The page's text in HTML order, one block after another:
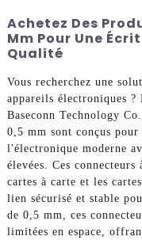
Achetez Des
Mm Pour Une
Qualité
Vous recherchez une
appareils électroniques ?
Baseconn Technology
0,5 mm sont conçus pour
l'électronique moderne
élevées. Ces
cartes à carte et les
lien sécurisé et stable
de 0,5 mm, ces
limitées en espace,